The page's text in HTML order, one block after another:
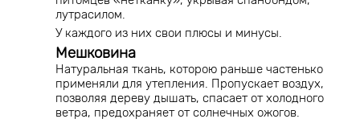
лутрасилом.
У каждого из них свои плюсы и минусы.
Мешковина
Натуральная ткань, которою раньше частенько
применяли для утепления. Пропускает воздух,
позволяя дереву дышать, спасает от холодного
ветра, предохраняет от солнечных ожогов.